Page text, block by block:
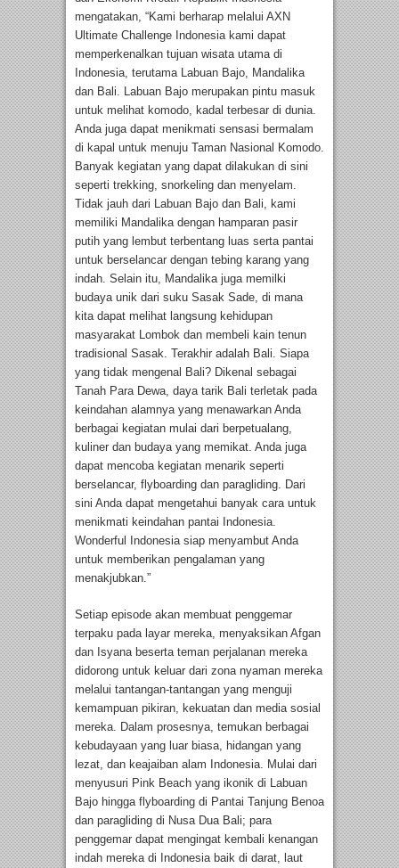
mengatakan, “Kami berharap melalui AXN
Ultimate Challenge Indonesia kami dapat
memperkenalkan tujuan wisata utama di
Indonesia, terutama Labuan Bajo, Mandalika
dan Bali. Labuan Bajo merupakan pintu masuk
untuk melihat komodo, kadal terbesar di dunia.
Anda juga dapat menikmati sensasi bermalam
di kapal untuk menuju Taman Nasional Komodo.
Banyak kegiatan yang dapat dilakukan di sini
seperti trekking, snorkeling dan menyelam.
Tidak jauh dari Labuan Bajo dan Bali, kami
memiliki Mandalika dengan hamparan pasir
putih yang lembut terbentang luas serta pantai
untuk berselancar dengan tebing karang yang
indah. Selain itu, Mandalika juga memilki
budaya unik dari suku Sasak Sade, di mana
kita dapat melihat langsung kehidupan
masyarakat Lombok dan membeli kain tenun
tradisional Sasak. Terakhir adalah Bali. Siapa
yang tidak mengenal Bali? Dikenal sebagai
Tanah Para Dewa, daya tarik Bali terletak pada
keindahan alamnya yang menawarkan Anda
berbagai kegiatan mulai dari berpetualang,
kuliner dan budaya yang memikat. Anda juga
dapat mencoba kegiatan menarik seperti
berselancar, flyboarding dan paragliding. Dari
sini Anda dapat mengetahui banyak cara untuk
menikmati keindahan pantai Indonesia.
Wonderful Indonesia siap menyambut Anda
untuk memberikan pengalaman yang
menakjubkan.”
Setiap episode akan membuat penggemar
terpaku pada layar mereka, menyaksikan Afgan
dan Isyana beserta teman perjalanan mereka
didorong untuk keluar dari zona nyaman mereka
melalui tantangan-tantangan yang menguji
kemampuan pikiran, kekuatan dan media sosial
mereka. Dalam prosesnya, temukan berbagai
kebudayaan yang luar biasa, hidangan yang
lezat, dan keajaiban alam Indonesia. Mulai dari
menyusuri Pink Beach yang ikonik di Labuan
Bajo hingga flyboarding di Pantai Tanjung Benoa
dan paragliding di Nusa Dua Bali; para
penggemar dapat mengingat kembali kenangan
indah mereka di Indonesia baik di darat, laut